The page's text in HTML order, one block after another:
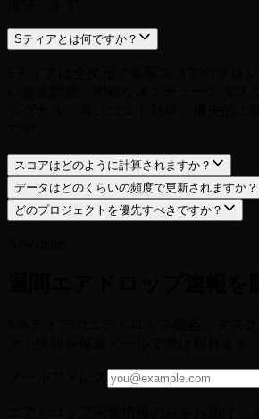
Sティアとは何ですか？
スコアはどのように計算されますか？
データはどのくらいの頻度で更新されますか？
どのプロジェクトを優先すべきですか？